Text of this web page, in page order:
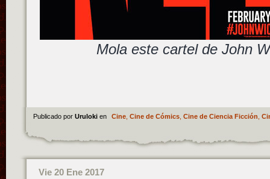
Mola este cartel de John
Publicado por Uruloki en Cine, Cine de Cómics, Cine de Ciencia Ficción
Vie 20 Ene 2017